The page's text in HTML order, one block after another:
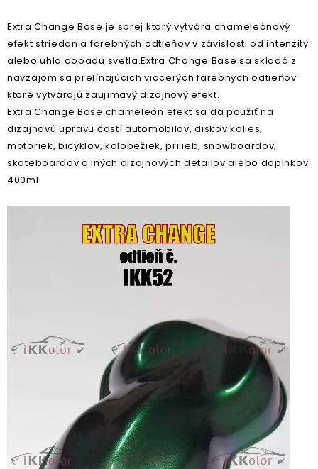
Extra Change Base je sprej ktorý vytvára chameleónový
efekt striedania farebných odtieňov v závislosti od intenzity
alebo uhla dopadu svetla.Extra Change Base sa skladá z
navzájom sa prelínajúcich viacerých farebných odtieňov
ktoré vytvárajú zaujímavý dizajnový efekt.
Extra Change Base chameleón efekt sa dá použiť na
dizajnovú úpravu častí automobilov, diskov kolies,
motoriek, bicyklov, kolobežiek, prilieb, snowboardov,
skateboardov a iných dizajnových detailov alebo doplnkov.
400ml